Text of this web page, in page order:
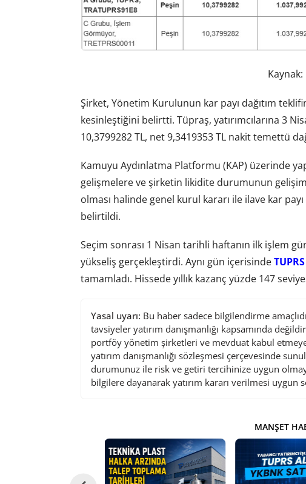
Kaynak:
Şirket, Yönetim Kurulunun kar payı dağıtım
kesinleştiğini belirtti. Tüpraş, yatırımcılarına 3
10,3799282 TL, net 9,3419353 TL nakit temettü
Kamuyu Aydınlatma Platformu (KAP) üzerinde
gelişmelere ve şirketin likidite durumunun
olması halinde genel kurul kararı ile ilave kar
belirtildi.
Seçim sonrası 1 Nisan tarihli haftanın ilk işlem
yükseliş gerçekleştirdi. Aynı gün içerisindeTUPRS
tamamladı. Hissede yıllık kazanç yüzde 147
Yasal uyarı: Bu haber sadece bilgilendirme
tavsiyeler yatırım danışmanlığı kapsamında
portföy yönetim şirketleri ve mevduat kabul
yatırım danışmanlığı sözleşmesi çerçevesinde
durumunuz ile risk ve getiri tercihinize uygun
bilgilere dayanarak yatırım kararı verilmesi uygun
MANŞET